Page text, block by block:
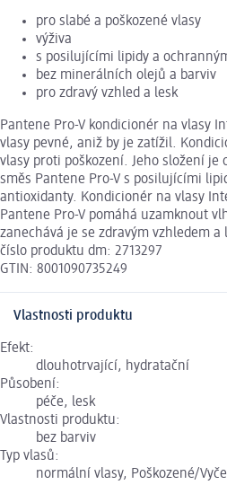
pro slabé a poškozené vlasy
výživa
s posilujícími lipidy a
bez minerálních olejů a barviv
pro zdravý vzhled a lesk
Pantene Pro-V kondicionér na vlasy
vlasy pevné, aniž by je zatížil.
vlasy proti poškození. Jeho složení je
směs Pantene Pro-V s posilujícími
antioxidanty. Kondicionér na vlasy
Pantene Pro-V pomáhá uzamknout
zanechává je se zdravým vzhledem a
číslo produktu dm: 2713297
GTIN: 8001090735249
Vlastnosti produktu
Efekt:
dlouhotrvající, hydratační
Působení:
péče, lesk
Vlastnosti produktu:
bez barviv
Typ vlasů:
normální vlasy, Poškozené/